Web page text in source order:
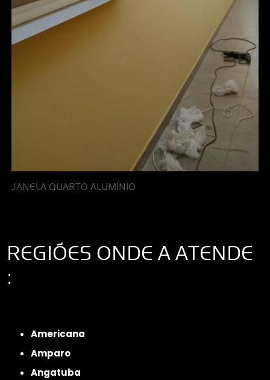
JANELA QUARTO ALUMÍNIO
REGIÕES ONDE A ATENDE
:
Americana
Amparo
Angatuba